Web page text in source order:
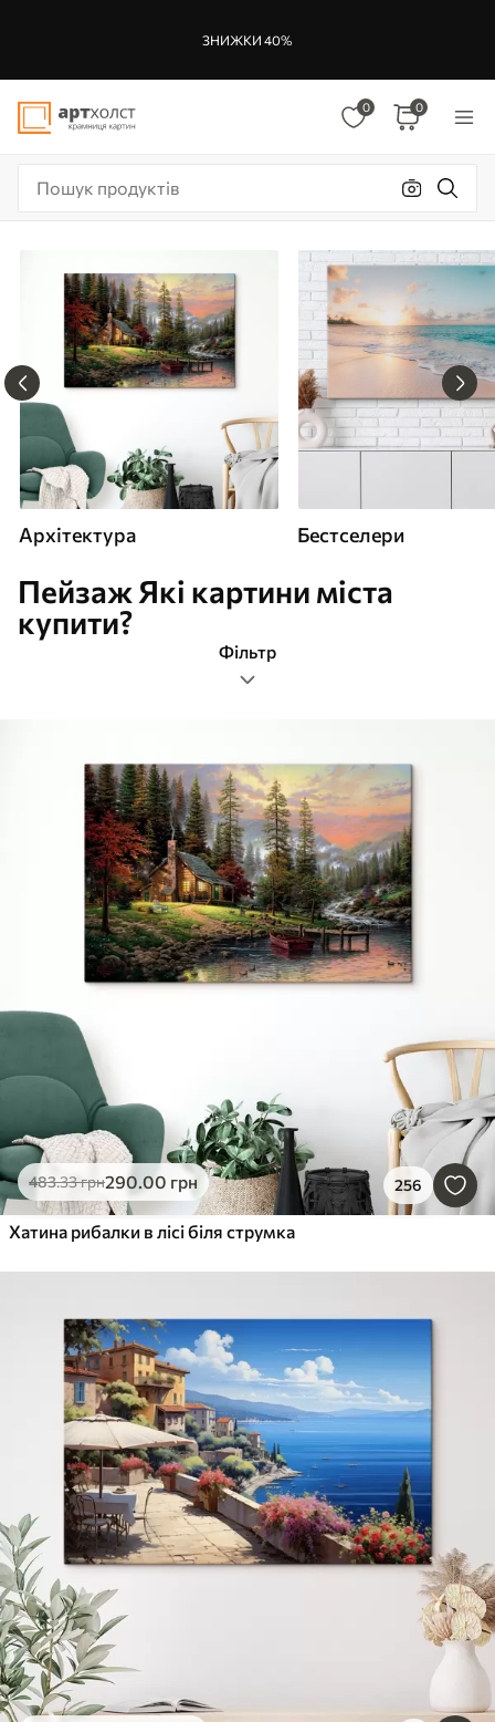
ЗНИЖКИ 40%
0 0
Архітектура Бестселери
Пейзаж Які картини міста
купити?
Фільтр
Формат зображення
Картини Архітектура
Найпопулярніші
Очистити фільтр
483.33грн290.00 грн 256
Хатина рибалки в лісі біля струмка